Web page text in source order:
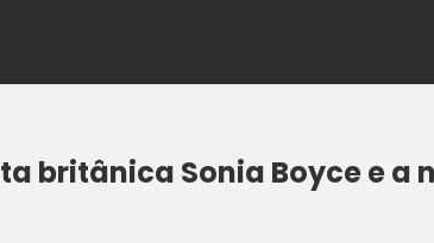
britânica Sonia Boyce e